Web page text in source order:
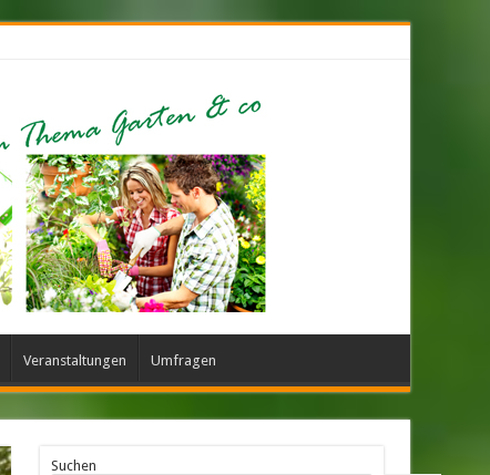
Veranstaltungen Umfragen
Suchen